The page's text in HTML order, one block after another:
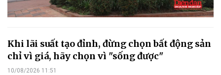
Khi lãi suất tạo đỉnh, đừng chọn bất động sản
chỉ vì giá, hãy chọn vì "sống được"
10/08/2026 11:51